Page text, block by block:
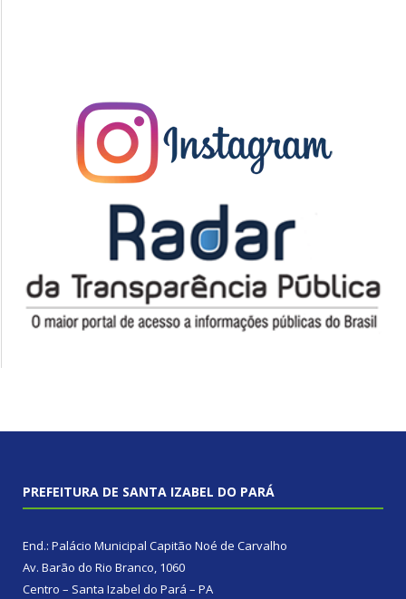
PREFEITURA DE SANTA IZABEL DO PARÁ
End.: Palácio Municipal Capitão Noé de Carvalho
Av. Barão do Rio Branco, 1060
Centro – Santa Izabel do Pará – PA